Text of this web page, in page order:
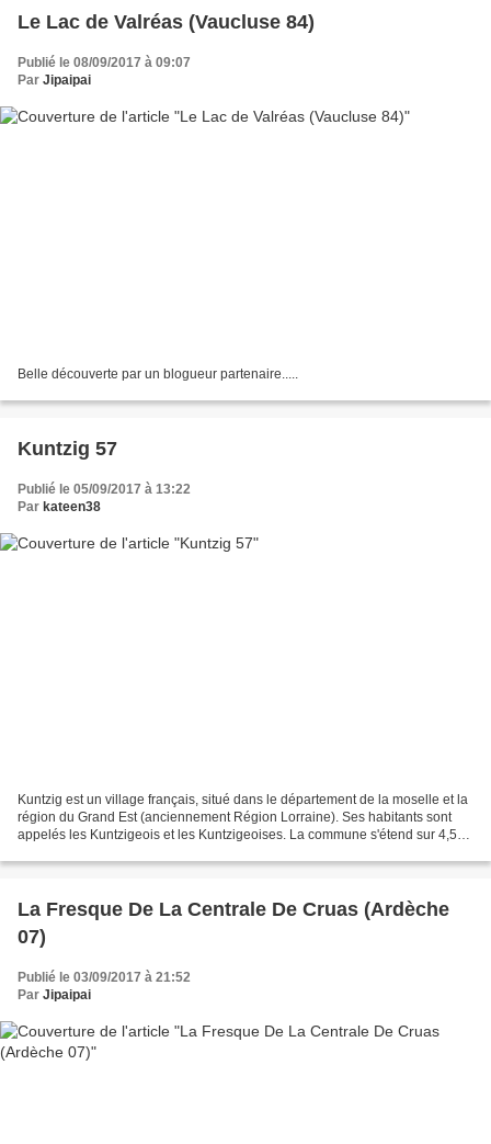
Le Lac de Valréas (Vaucluse 84)
Publié le 08/09/2017 à 09:07
Par Jipaipai
Belle découverte par un blogueur partenaire.....
Kuntzig 57
Publié le 05/09/2017 à 13:22
Par kateen38
Kuntzig est un village français, situé dans le département de la moselle et la
région du Grand Est (anciennement Région Lorraine). Ses habitants sont
appelés les Kuntzigeois et les Kuntzigeoises. La commune s'étend sur 4,5
La Fresque De La Centrale De Cruas (Ardèche
07)
Publié le 03/09/2017 à 21:52
Par Jipaipai